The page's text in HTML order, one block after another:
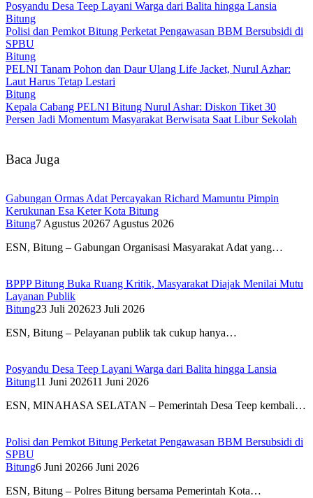
Posyandu Desa Teep Layani Warga dari Balita hingga Lansia
Bitung
Polisi dan Pemkot Bitung Perketat Pengawasan BBM Bersubsidi di
SPBU
Bitung
PELNI Tanam Pohon dan Daur Ulang Life Jacket, Nurul Azhar:
Laut Harus Tetap Lestari
Bitung
Kepala Cabang PELNI Bitung Nurul Ashar: Diskon Tiket 30
Persen Jadi Momentum Masyarakat Berwisata Saat Libur Sekolah
Baca Juga
Gabungan Ormas Adat Percayakan Richard Mamuntu Pimpin
Kerukunan Esa Keter Kota Bitung
Bitung7 Agustus 20267 Agustus 2026
ESN, Bitung – Gabungan Organisasi Masyarakat Adat yang…
BPPP Bitung Buka Ruang Kritik, Masyarakat Diajak Menilai Mutu
Layanan Publik
Bitung23 Juli 202623 Juli 2026
ESN, Bitung – Pelayanan publik tak cukup hanya…
Posyandu Desa Teep Layani Warga dari Balita hingga Lansia
Bitung11 Juni 202611 Juni 2026
ESN, MINAHASA SELATAN – Pemerintah Desa Teep kembali…
Polisi dan Pemkot Bitung Perketat Pengawasan BBM Bersubsidi di
SPBU
Bitung6 Juni 20266 Juni 2026
ESN, Bitung – Polres Bitung bersama Pemerintah Kota…